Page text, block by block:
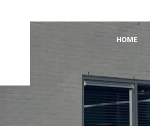
HOOFDMENU
HOME